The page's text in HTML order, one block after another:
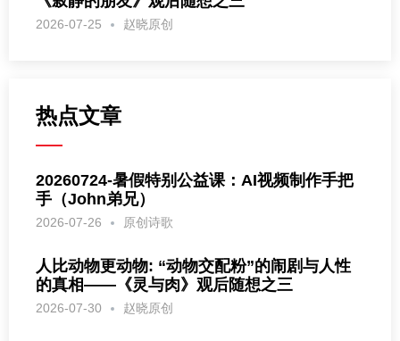
2026-07-25 赵晓原创
热点文章
20260724-暑假特别公益课：AI视频制作手把
手（John弟兄）
2026-07-26 原创诗歌
人比动物更动物: “动物交配粉”的闹剧与人性
的真相——《灵与肉》观后随想之三
2026-07-30 赵晓原创